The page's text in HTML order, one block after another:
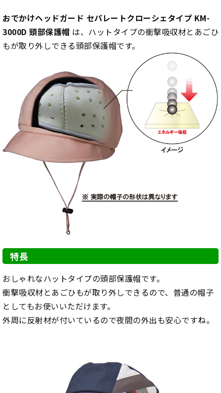
おでかけヘッドガード セパレートクローシェタイプ KM-
3000D 頭部保護帽 は、ハットタイプの衝撃吸収材とあごひ
もが取り外しできる頭部保護帽です。
特長
おしゃれなハットタイプの頭部保護帽です。
衝撃吸収材とあごひもが取り外しできるので、普通の帽子
としてもお使いいただけます。
外周に反射材が付いているので夜間の外出も安心ですね。